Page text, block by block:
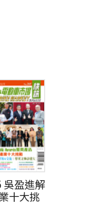
吳盈進解
十大挑